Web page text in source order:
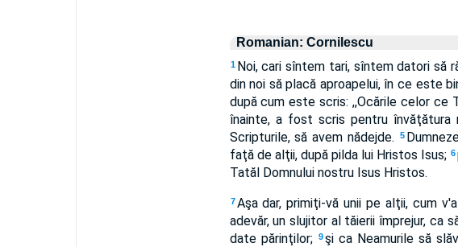
Romanian: Cornilescu
1 Noi, cari sîntem tari, sîntem datori să
din noi să placă aproapelui, în ce este
după cum este scris: ,,Ocările celor ce
înainte, a fost scris pentru învăţătura
Scripturile, să avem nădejde.
5
faţă de alţii, după pilda lui Hristos Isus; 6
Tatăl Domnului nostru Isus Hristos.
7 Aşa dar, primiţi-vă unii pe alţii, cum
adevăr, un slujitor al tăierii împrejur, ca
date părinţilor; 9şi ca Neamurile să